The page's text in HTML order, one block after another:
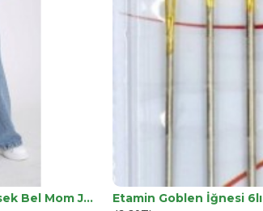
Ramrod Süper Likralı Jeans Siyah Yüksek Bel Mom Jeans
Etamin Goblen İğnesi 6lı